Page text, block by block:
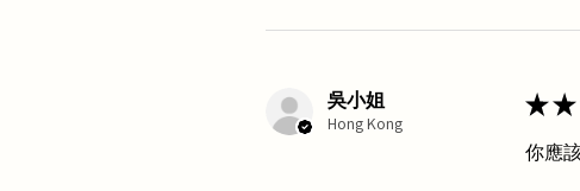
吳小姐
Hong Kong
★★
你應